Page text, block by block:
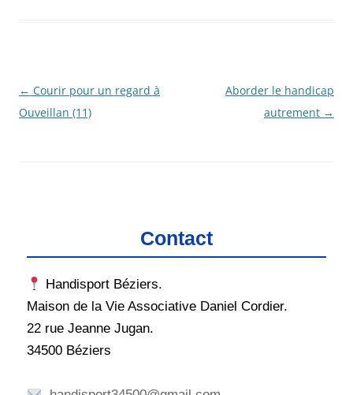
Navigation
des
← Courir pour un regard à
Ouveillan (11)
Aborder le handicap
autrement →
Contact
Handisport Béziers.
Maison de la Vie Associative Daniel Cordier.
22 rue Jeanne Jugan.
34500 Béziers